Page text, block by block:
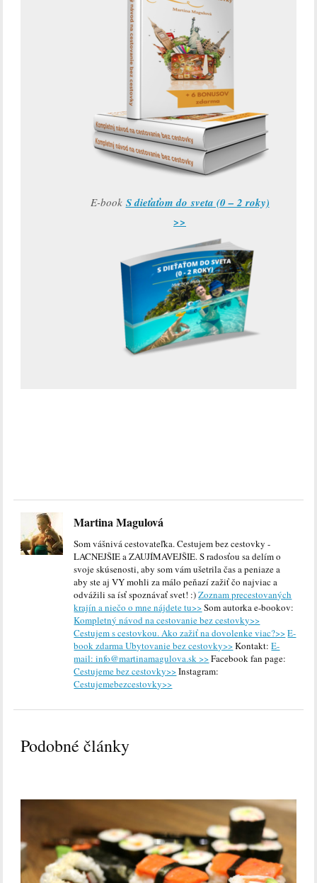
E-book S dieťaťom do sveta (0 – 2 roky)
>>
Martina Magulová
Som vášnivá cestovateľka. Cestujem bez cestovky -
LACNEJŠIE a ZAUJÍMAVEJŠIE. S radosťou sa delím o
svoje skúsenosti, aby som vám ušetrila čas a peniaze a
aby ste aj VY mohli za málo peňazí zažiť čo najviac a
odvážili sa ísť spoznávať svet! :)Zoznam precestovaných
krajín a niečo o mne nájdete tu>>Som autorka e-bookov:
Kompletný návod na cestovanie bez cestovky>>
Cestujem s cestovkou. Ako zažiť na dovolenke viac?>>E-
book zdarma Ubytovanie bez cestovky>>Kontakt:E-
mail: info@martinamagulova.sk >>Facebook fan page:
Cestujeme bez cestovky>>Instagram:
Cestujemebezcestovky>>
Podobné články